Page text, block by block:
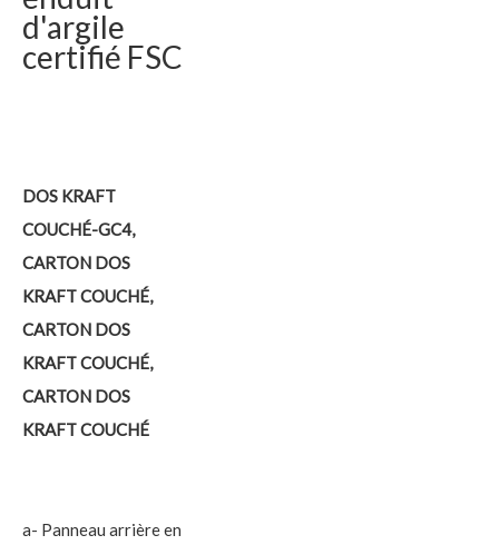
d'argile
certifié FSC
DOS KRAFT
COUCHÉ-GC4,
CARTON DOS
KRAFT COUCHÉ,
CARTON DOS
KRAFT COUCHÉ,
CARTON DOS
KRAFT COUCHÉ
a- Panneau arrière en